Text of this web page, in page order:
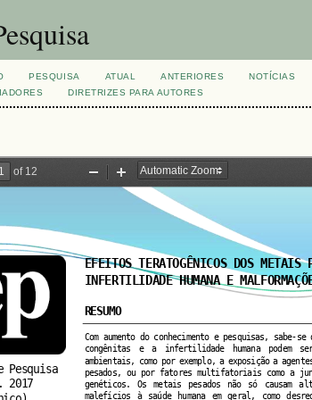
PESQUISA ATUAL ANTERIORES NOTÍCIAS
DIRETRIZES PARA AUTORES